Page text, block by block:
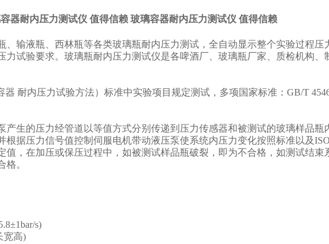
器耐内压力测试仪 值得信赖 玻璃容器耐内压力测试仪 值得信赖
、输液瓶、西林瓶等各类玻璃瓶耐内压力测试 ， 全自动显示整个实验过程压
力试验要求。玻璃瓶耐内压力测试仪是各啤酒厂、玻璃瓶厂家、质检机构、
器 耐内压力试验方法）标准中实验项目规定测试，多项国家标准：GB/T
产生的压力经管道以等值方式分别传递到压力传感器和被测试的玻璃样品瓶
根据压力信号值控制伺服电机带动液压泵使系统内压力变化按照标准以及
值，在加压或保压过程中，如被测试样品瓶破裂，即为不合格，如测试结束
格。
s)
宽高)